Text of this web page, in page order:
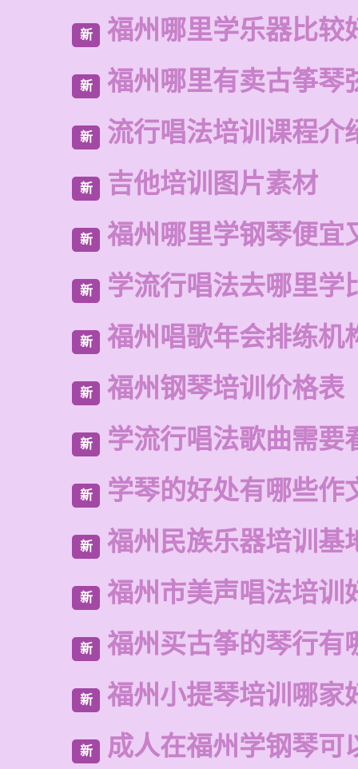
新 福州哪里学乐器比较
新 福州哪里有卖古筝琴
新 流行唱法培训课程介
新 吉他培训图片素材
新 福州哪里学钢琴便宜
新 学流行唱法去哪里学
新 福州唱歌年会排练机
新 福州钢琴培训价格表
新 学流行唱法歌曲需要
新 学琴的好处有哪些作
新 福州民族乐器培训基
新 福州市美声唱法培训
新 福州买古筝的琴行有
新 福州小提琴培训哪家
新 成人在福州学钢琴可